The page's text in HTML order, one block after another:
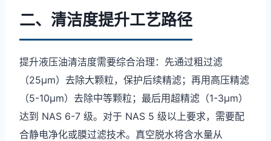
二、清洁度提升工艺路径
提升液压油清洁度需要综合治理：先通过粗过滤
（25μm）去除大颗粒，保护后续精滤；再用高压精滤
（5-10μm）去除中等颗粒；最后用超精滤（1-3μm）
达到 NAS 6-7 级。对于 NAS 5 级以上要求，需要配
合静电净化或膜过滤技术。真空脱水将含水量从